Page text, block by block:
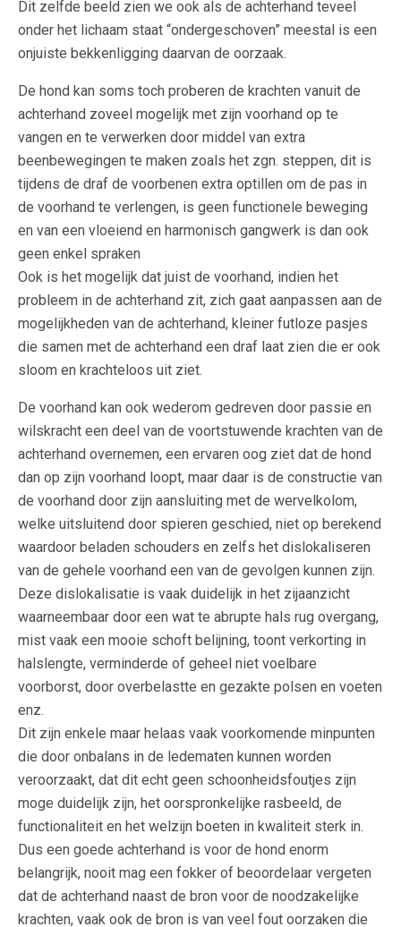
Dit zelfde beeld zien we ook als de achterhand teveel
onder het lichaam staat “ondergeschoven” meestal is een
onjuiste bekkenligging daarvan de oorzaak.
De hond kan soms toch proberen de krachten vanuit de
achterhand zoveel mogelijk met zijn voorhand op te
vangen en te verwerken door middel van extra
beenbewegingen te maken zoals het zgn. steppen, dit is
tijdens de draf de voorbenen extra optillen om de pas in
de voorhand te verlengen, is geen functionele beweging
en van een vloeiend en harmonisch gangwerk is dan ook
geen enkel spraken
Ook is het mogelijk dat juist de voorhand, indien het
probleem in de achterhand zit, zich gaat aanpassen aan de
mogelijkheden van de achterhand, kleiner futloze pasjes
die samen met de achterhand een draf laat zien die er ook
sloom en krachteloos uit ziet.
De voorhand kan ook wederom gedreven door passie en
wilskracht een deel van de voortstuwende krachten van de
achterhand overnemen, een ervaren oog ziet dat de hond
dan op zijn voorhand loopt, maar daar is de constructie van
de voorhand door zijn aansluiting met de wervelkolom,
welke uitsluitend door spieren geschied, niet op berekend
waardoor beladen schouders en zelfs het dislokaliseren
van de gehele voorhand een van de gevolgen kunnen zijn.
Deze dislokalisatie is vaak duidelijk in het zijaanzicht
waarneembaar door een wat te abrupte hals rug overgang,
mist vaak een mooie schoft belijning, toont verkorting in
halslengte, verminderde of geheel niet voelbare
voorborst, door overbelastte en gezakte polsen en voeten
enz.
Dit zijn enkele maar helaas vaak voorkomende minpunten
die door onbalans in de ledematen kunnen worden
veroorzaakt, dat dit echt geen schoonheidsfoutjes zijn
moge duidelijk zijn, het oorspronkelijke rasbeeld, de
functionaliteit en het welzijn boeten in kwaliteit sterk in.
Dus een goede achterhand is voor de hond enorm
belangrijk, nooit mag een fokker of beoordelaar vergeten
dat de achterhand naast de bron voor de noodzakelijke
krachten, vaak ook de bron is van veel fout oorzaken die